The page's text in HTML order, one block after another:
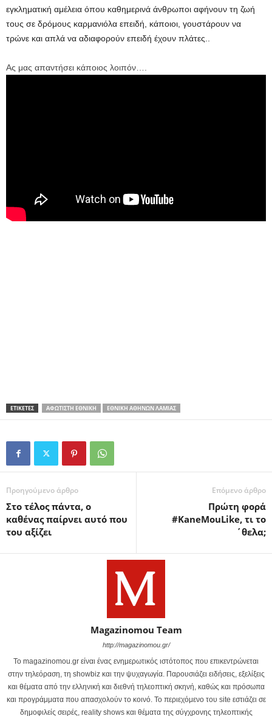
εγκληματική αμέλεια όπου καθημερινά άνθρωποι αφήνουν τη ζωή
τους σε δρόμους καρμανιόλα επειδή, κάποιοι, γουστάρουν να
τρώνε και απλά να αδιαφορούν επειδή έχουν πλάτες..
Ας μας απαντήσει κάποιος λοιπόν….
ΕΤΙΚΕΤΕΣ ΑΦΏΤΙΣΤΗ ΕΘΝΙΚΉ ΕΘΝΙΚΉ ΑΘΗΝΏΝ ΛΑΜΊΑΣ
Προηγούμενο άρθρο
Στο τέλος πάντα, ο
καθένας παίρνει αυτό που
του αξίζει
Επόμενο άρθρο
Πρώτη φορά
#KaneMouLike, τι το
΄θελα;
Magazinomou Team
http://magazinomou.gr/
Το magazinomou.gr είναι ένας ενημερωτικός ιστότοπος που επικεντρώνεται
στην τηλεόραση, τη showbiz και την ψυχαγωγία. Παρουσιάζει ειδήσεις, εξελίξεις
και θέματα από την ελληνική και διεθνή τηλεοπτική σκηνή, καθώς και πρόσωπα
και προγράμματα που απασχολούν το κοινό. Το περιεχόμενο του site εστιάζει σε
δημοφιλείς σειρές, reality shows και θέματα της σύγχρονης τηλεοπτικής